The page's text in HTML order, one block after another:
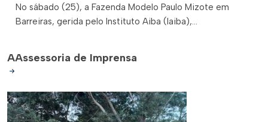
No sábado (25), a Fazenda Modelo Paulo Mizote em
Barreiras, gerida pelo Instituto Aiba (Iaiba),...
AAssessoria de Imprensa